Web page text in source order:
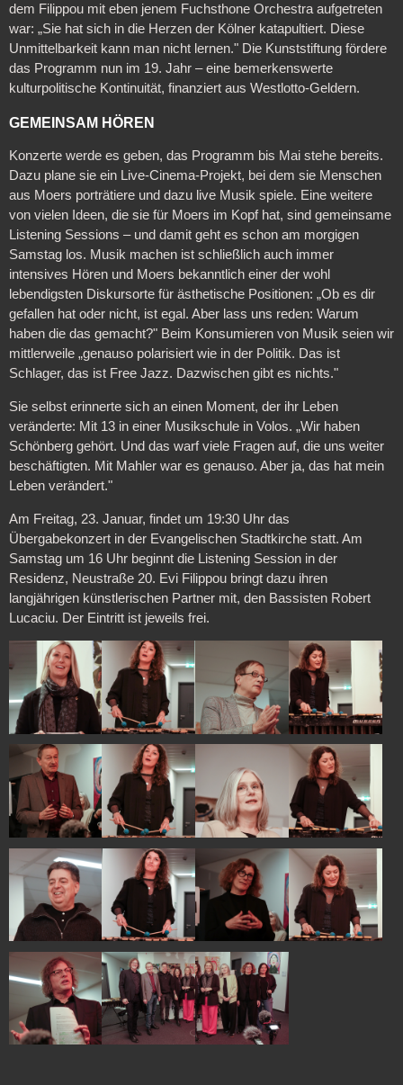
dem Filippou mit eben jenem Fuchsthone Orchestra aufgetreten
war: „Sie hat sich in die Herzen der Kölner katapultiert. Diese
Unmittelbarkeit kann man nicht lernen." Die Kunststiftung fördere
das Programm nun im 19. Jahr – eine bemerkenswerte
kulturpolitische Kontinuität, finanziert aus Westlotto-Geldern.
GEMEINSAM HÖREN
Konzerte werde es geben, das Programm bis Mai stehe bereits.
Dazu plane sie ein Live-Cinema-Projekt, bei dem sie Menschen
aus Moers porträtiere und dazu live Musik spiele. Eine weitere
von vielen Ideen, die sie für Moers im Kopf hat, sind gemeinsame
Listening Sessions – und damit geht es schon am morgigen
Samstag los. Musik machen ist schließlich auch immer
intensives Hören und Moers bekanntlich einer der wohl
lebendigsten Diskursorte für ästhetische Positionen: „Ob es dir
gefallen hat oder nicht, ist egal. Aber lass uns reden: Warum
haben die das gemacht?" Beim Konsumieren von Musik seien wir
mittlerweile „genauso polarisiert wie in der Politik. Das ist
Schlager, das ist Free Jazz. Dazwischen gibt es nichts."
Sie selbst erinnerte sich an einen Moment, der ihr Leben
veränderte: Mit 13 in einer Musikschule in Volos. „Wir haben
Schönberg gehört. Und das warf viele Fragen auf, die uns weiter
beschäftigten. Mit Mahler war es genauso. Aber ja, das hat mein
Leben verändert."
Am Freitag, 23. Januar, findet um 19:30 Uhr das
Übergabekonzert in der Evangelischen Stadtkirche statt. Am
Samstag um 16 Uhr beginnt die Listening Session in der
Residenz, Neustraße 20. Evi Filippou bringt dazu ihren
langjährigen künstlerischen Partner mit, den Bassisten Robert
Lucaciu. Der Eintritt ist jeweils frei.